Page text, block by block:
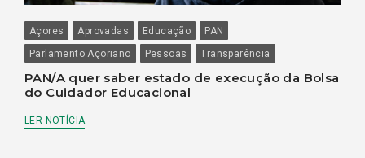
Açores Aprovadas Educação
PAN
Parlamento Açoriano
Pessoas Transparência
PAN/A quer saber estado de execução da Bolsa
do Cuidador Educacional
LER NOTÍCIA